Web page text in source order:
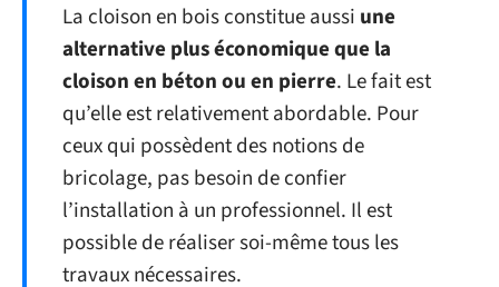
La cloison en bois constitue aussi une
alternative plus économique que la
cloison en béton ou en pierre. Le fait est
qu’elle est relativement abordable. Pour
ceux qui possèdent des notions de
bricolage, pas besoin de confier
l’installation à un professionnel. Il est
possible de réaliser soi-même tous les
travaux nécessaires.